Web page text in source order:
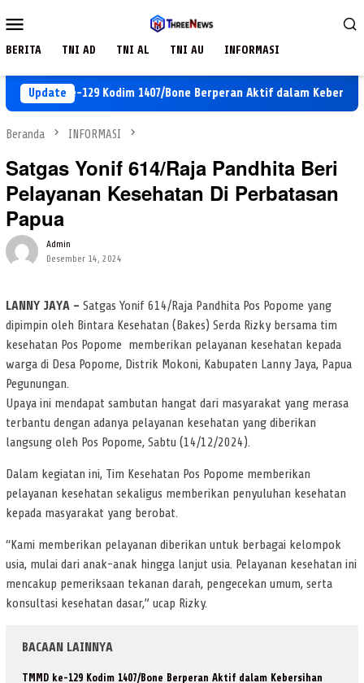
ke
Mobile
BERITA TNI AD TNI AL TNI AU INFORMASI
Update
TMMD ke-129 Kodim 1407/Bone Berperan Aktif dalam Kebersihan
Beranda INFORMASI
Satgas Yonif 614/Raja Pandhita Beri
Pelayanan Kesehatan Di Perbatasan
Papua
Admin
Desember 14, 2024
LANNY JAYA – Satgas Yonif 614/Raja Pandhita Pos Popome yang
dipimpin oleh Bintara Kesehatan (Bakes) Serda Rizky bersama tim
kesehatan Pos Popome memberikan pelayanan kesehatan kepada
warga di Desa Popome, Distrik Mokoni, Kabupaten Lanny Jaya, Papua
Pegunungan.
Upaya ini mendapat sambutan hangat dari masyarakat yang merasa
terbantu dengan adanya pelayanan kesehatan yang diberikan
langsung oleh Pos Popome, Sabtu (14/12/2024).
Dalam kegiatan ini, Tim Kesehatan Pos Popome memberikan
pelayanan kesehatan sekaligus memberikan penyuluhan kesehatan
kepada masyarakat yang berobat.
“Kami memberikan pelayanan diberikan untuk berbagai kelompok
usia, mulai dari anak-anak hingga lanjut usia. Pelayanan kesehatan ini
mencakup pemeriksaan tekanan darah, pengecekan umum, serta
konsultasi kesehatan dasar,” ucap Rizky.
BACAAN LAINNYA
TMMD ke-129 Kodim 1407/Bone Berperan Aktif dalam Kebersihan